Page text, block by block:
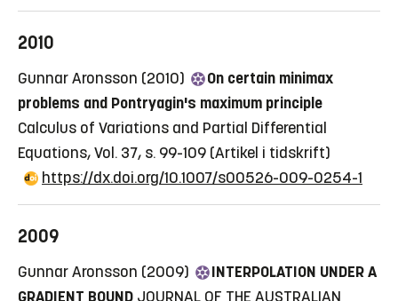
2010
Gunnar Aronsson (2010)
On certain minimax
problems and Pontryagin's maximum principle
Calculus of Variations and Partial Differential
Equations, Vol. 37, s. 99-109 (Artikel i tidskrift)
https://dx.doi.org/10.1007/s00526-009-0254-1
2009
Gunnar Aronsson (2009)
INTERPOLATION UNDER A
GRADIENT BOUND JOURNAL OF THE AUSTRALIAN